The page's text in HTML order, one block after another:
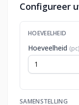
Configureer
HOEVEELHEID
Hoeveelheid (pc)
SAMENSTELLING